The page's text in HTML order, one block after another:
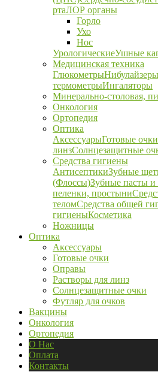
ртаЛОР органы
Горло
Ухо
Нос
УрологическиеУшные
Медицинская техника
ГлюкометрыНибулайзеры
термометрыИнгаляторы
Минерально-столовая,
Онкология
Ортопедия
Оптика
АксессуарыГотовые очки
линзСолнцезащитные
Средства гигиены
АнтисептикиЗубные
(Флоссы)Зубные пасты
пеленки, простыни
теломСредства общей
гигиеныКосметика
Ножницы
Оптика
Аксессуары
Готовые очки
Оправы
Растворы для линз
Солнцезащитные очки
Футляр для очков
Вакцины
Онкология
Ортопедия
О Нас
Оплата
Контакты